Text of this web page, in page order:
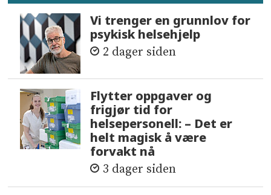
Vi trenger en grunnlov for
psykisk helsehjelp
2 dager siden
Flytter oppgaver og
frigjør tid for
helsepersonell: – Det er
helt magisk å være
forvakt nå
3 dager siden